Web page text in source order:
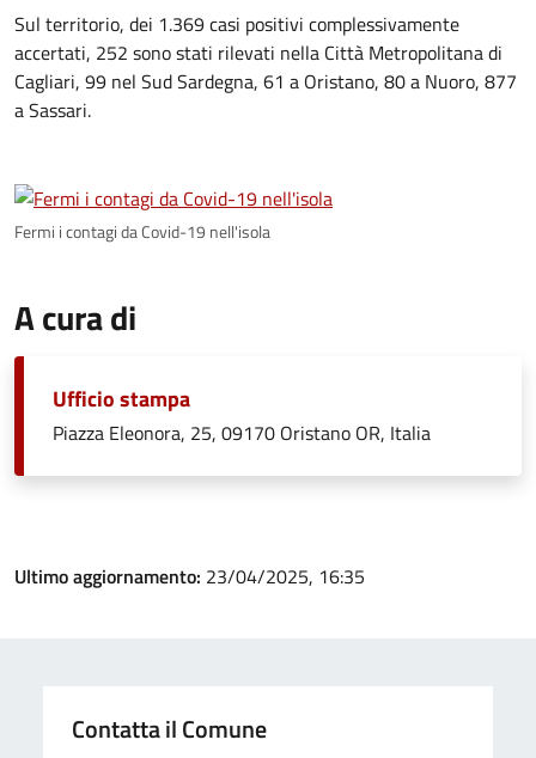
Sul territorio, dei 1.369 casi positivi complessivamente
accertati, 252 sono stati rilevati nella Città Metropolitana di
Cagliari, 99 nel Sud Sardegna, 61 a Oristano, 80 a Nuoro, 877
a Sassari.
Fermi i contagi da Covid-19 nell'isola
A cura di
Ufficio stampa
Piazza Eleonora, 25, 09170 Oristano OR, Italia
Ultimo aggiornamento: 23/04/2025, 16:35
Contatta il Comune